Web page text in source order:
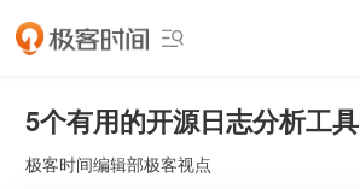

5个有用的开源日志分析工具
极客时间编辑部极客视点